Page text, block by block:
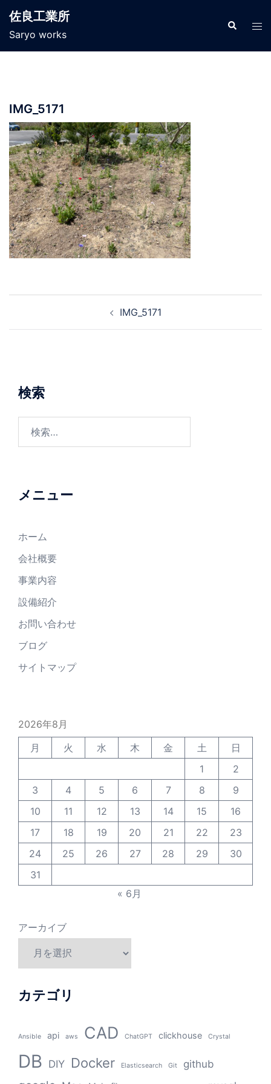
ン
佐良工業所
Saryo works
検
索
ト
IMG_5171
ー
シ
ョ
IMG_5171
検索
メニュー
ホーム
会社概要
事業内容
設備紹介
お問い合わせ
ブログ
サイトマップ
2026年8月
月
火 水 木 金 土
日
1
2
3
4 5 6 7 8
9
10
11 12 13 14 15
16
17
18 19 20 21 22
23
24
25 26 27 28 29
30
31
« 6月
アーカイブ
カテゴリ
Ansible api aws CAD ChatGPT clickhouse Crystal
DB DIY Docker Elasticsearch Git github